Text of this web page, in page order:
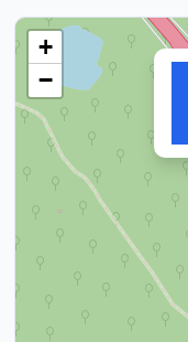
JOUR
il y a
+
−